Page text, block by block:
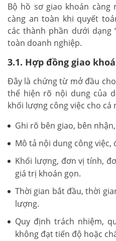
Bộ hồ sơ giao khoán
càng an toàn khi quyết
các thành phần dưới dạng
toàn doanh nghiệp.
3.1. Hợp đồng giao
Đây là chứng từ mở đầu
thể hiện rõ nội dung của
khối lượng công việc cho
Ghi rõ bên giao, bên
Mô tả nội dung công việc,
Khối lượng, đơn vị tính,
giá trị khoán gọn.
Thời gian bắt đầu, thời
lượng.
Quy định trách nhiệm,
không đạt tiến độ hoặc